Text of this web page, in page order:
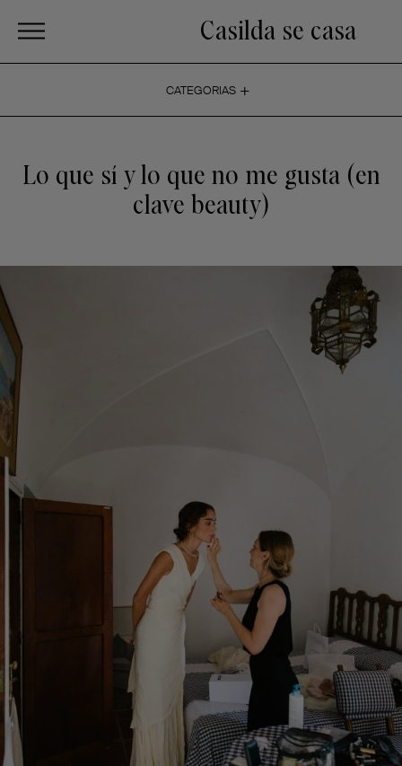
Casilda se casa
CATEGORIAS +
Lo que sí y lo que no me gusta (en
clave beauty)